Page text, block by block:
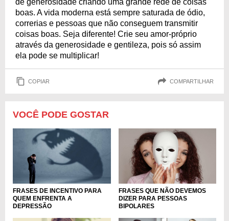
de generosidade criando uma grande rede de coisas
boas. A vida moderna está sempre saturada de ódio,
correrias e pessoas que não conseguem transmitir
coisas boas. Seja diferente! Crie seu amor-próprio
através da generosidade e gentileza, pois só assim
ela pode se multiplicar!
COPIAR COMPARTILHAR
VOCÊ PODE GOSTAR
FRASES DE INCENTIVO PARA
QUEM ENFRENTA A
DEPRESSÃO
FRASES QUE NÃO DEVEMOS
DIZER PARA PESSOAS
BIPOLARES